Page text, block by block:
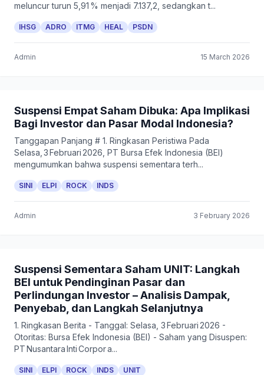
meluncur turun 5,91 % menjadi 7.137,2, sedangkan t...
IHSG ADRO ITMG HEAL PSDN
Admin 15 March 2026
Suspensi Empat Saham Dibuka: Apa Implikasi
Bagi Investor dan Pasar Modal Indonesia?
Tanggapan Panjang # 1. Ringkasan Peristiwa Pada
Selasa, 3 Februari 2026, PT Bursa Efek Indonesia (BEI)
mengumumkan bahwa suspensi sementara terh...
SINI ELPI ROCK INDS
Admin 3 February 2026
Suspensi Sementara Saham UNIT: Langkah
BEI untuk Pendinginan Pasar dan
Perlindungan Investor – Analisis Dampak,
Penyebab, dan Langkah Selanjutnya
1. Ringkasan Berita - Tanggal: Selasa, 3 Februari 2026 -
Otoritas: Bursa Efek Indonesia (BEI) - Saham yang Disuspen:
PT Nusantara Inti Corpor a...
SINI ELPI ROCK INDS UNIT